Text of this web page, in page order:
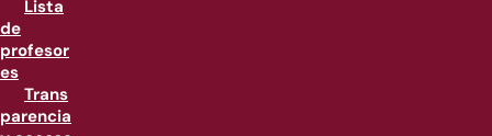
Lista
de
profesor
es
Trans
parencia